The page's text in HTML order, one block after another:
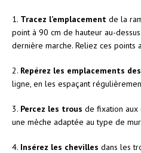
1. Tracez l’emplacement de la
point à 90 cm de hauteur au-
dernière marche. Reliez ces points
2. Repérez les emplacements
ligne, en les espaçant
3. Percez les trous de fixation aux
une mèche adaptée au type de
4. Insérez les chevilles dans les